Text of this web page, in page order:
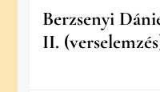
Berzsenyi
II.